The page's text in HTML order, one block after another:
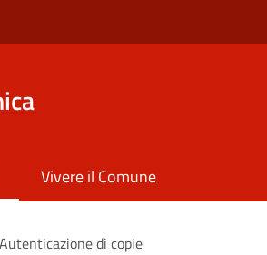
Vivere il Comune
Autenticazione di copie